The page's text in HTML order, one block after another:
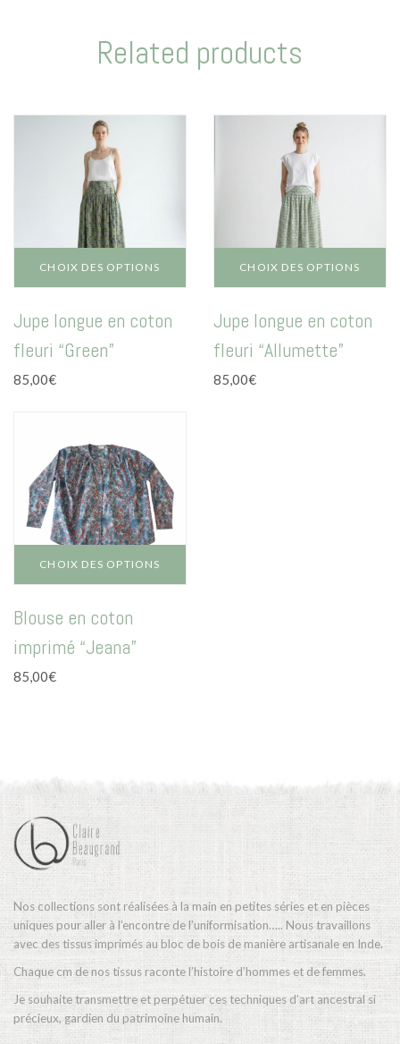
Related products
CHOIX DES OPTIONS
produit
plusieurs
être
choisies
sur
la
page
produit
Jupe longue en coton
fleuri “Green”
85,00€
CHOIX DES OPTIONS
produit
plusieurs
Jupe longue en coton
fleuri “Allumette”
85,00€
CHOIX DES OPTIONS
produit
plusieurs
la
du
Blouse en coton
imprimé “Jeana”
85,00€
Nos collections sont réalisées à la main en petites séries et en pièces
uniques pour aller à l’encontre de l’uniformisation….. Nous travaillons
avec des tissus imprimés au bloc de bois de manière artisanale en Inde.
Chaque cm de nos tissus raconte l’histoire d’hommes et de femmes.
Je souhaite transmettre et perpétuer ces techniques d’art ancestral si
précieux, gardien du patrimoine humain.